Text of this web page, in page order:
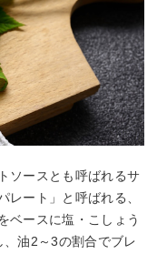
ソースとも呼ばれるサ
レート」と呼ばれる、
ベースに塩・こしょう
油2～3の割合でブレ